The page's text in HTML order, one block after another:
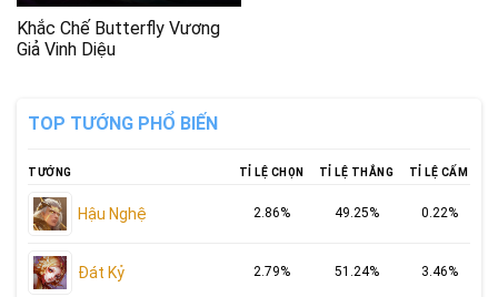
Khắc Chế Butterfly Vương
Giả Vinh Diệu
TOP TƯỚNG PHỔ BIẾN
TƯỚNG TỈ LỆ CHỌN TỈ LỆ THẮNG TỈ LỆ CẤM
Hậu Nghệ 2.86% 49.25% 0.22%
Đát Kỷ 2.79% 51.24% 3.46%